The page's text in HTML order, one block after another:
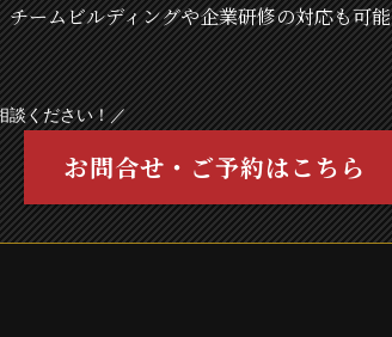
チームビルディングや企業研修の対応も可能
談ください！／
お問合せ・ご予約はこちら